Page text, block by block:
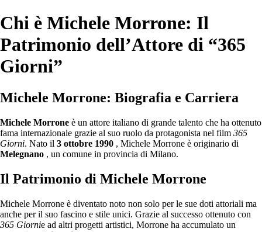
Chi è Michele Morrone: Il
Patrimonio dell’Attore di “365
Giorni”
Michele Morrone: Biografia e Carriera
Michele Morrone è un attore italiano di grande talento che ha ottenuto
fama internazionale grazie al suo ruolo da protagonista nel film 365
Giorni. Nato il 3 ottobre 1990 , Michele Morrone è originario di
Melegnano , un comune in provincia di Milano.
Il Patrimonio di Michele Morrone
Michele Morrone è diventato noto non solo per le sue doti attoriali ma
anche per il suo fascino e stile unici. Grazie al successo ottenuto con
365 Giornie ad altri progetti artistici, Morrone ha accumulato un